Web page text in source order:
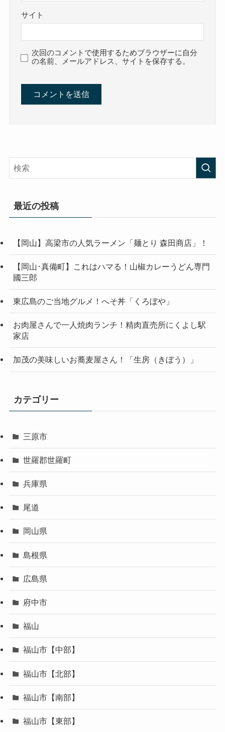
サイト
次回のコメントで使用するためブラウザーに自分
の名前、メールアドレス、サイトを保存する。
最近の投稿
【岡山】高梁市の人気ラーメン「麺とり 森田商店」！
【岡山･真備町】これはハマる！山椒カレーうどん専門
國三郎
東広島のご当地グルメ！へそ丼「くろぼや」
お肉屋さんで一人焼肉ランチ！精肉直売所にくよし駅
家店
加茂の美味しいお蕎麦屋さん！「生房（きぼう）」
カテゴリー
三原市
世羅郡世羅町
兵庫県
尾道
岡山県
島根県
広島県
府中市
福山
福山市【中部】
福山市【北部】
福山市【南部】
福山市【東部】